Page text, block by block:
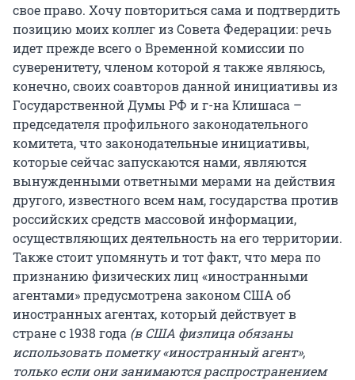
свое право. Хочу повториться сама и подтвердить
позицию моих коллег из Совета Федерации: речь
идет прежде всего о Временной комиссии по
суверенитету, членом которой я также являюсь,
конечно, своих соавторов данной инициативы из
Государственной Думы РФ и г-на Клишаса –
председателя профильного законодательного
комитета, что законодательные инициативы,
которые сейчас запускаются нами, являются
вынужденными ответными мерами на действия
другого, известного всем нам, государства против
российских средств массовой информации,
осуществляющих деятельность на его территории.
Также стоит упомянуть и тот факт, что мера по
признанию физических лиц «иностранными
агентами» предусмотрена законом США об
иностранных агентах, который действует в
стране с 1938 года (в США физлица обязаны
использовать пометку «иностранный агент»,
только если они занимаются распространением